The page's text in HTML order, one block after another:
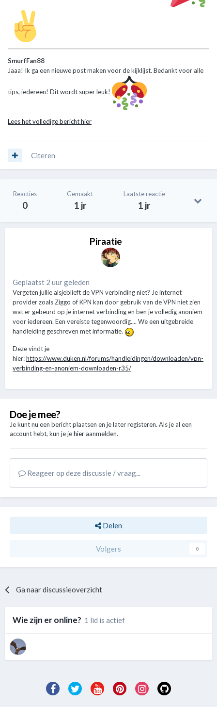
SmurfFan88
Jaaa! Ik ga een nieuwe post maken voor de kijklijst. Bedankt voor alle
tips, iedereen! Dit wordt super leuk!
Lees het volledige bericht hier
Citeren
Reacties
0
Gemaakt
1 jr
Laatste reactie
1 jr
Piraatje
Geplaatst 2 uur geleden
Vergeten jullie alsjeblieft de VPN verbinding niet? Je internet
provider zoals Ziggo of KPN kan door gebruik van de VPN niet zien
wat er gebeurd op je internet verbinding en ben je volledig anoniem
voor iedereen. Een vereiste tegenwoordig.... We een uitgebreide
handleiding geschreven met informatie.
Deze vindt je
hier:https://www.duken.nl/forums/handleidingen/downloaden/vpn-
verbinding-en-anoniem-downloaden-r35/
Doe je mee?
Je kunt nu een bericht plaatsen en je later registeren. Als je al een
account hebt, kun je jehieraanmelden.
Reageer op deze discussie / vraag...
Delen
Volgers 0
Ga naar discussieoverzicht
Wie zijn er online? 1 lid is actief